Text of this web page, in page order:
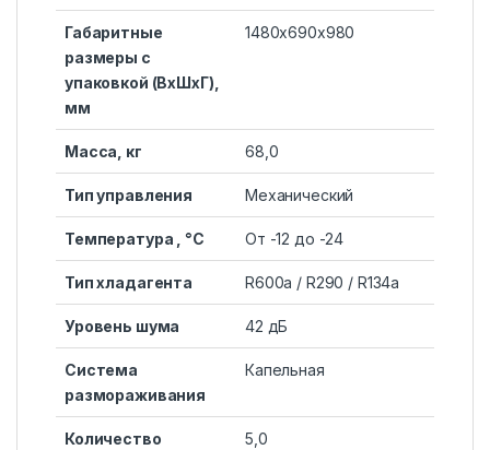
Габаритные
размеры с
упаковкой (ВхШхГ),
мм
1480х690х980
Масса, кг 68,0
Тип управления Механический
Температура , °С От -12 до -24
Тип хладагента R600a / R290 / R134a
Уровень шума 42 дБ
Система
размораживания
Капельная
Количество
5,0